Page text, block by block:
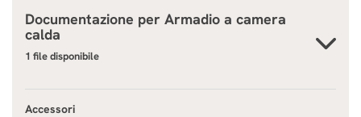
Documentazione per Armadio a camera
calda
1 file disponibile
Accessori